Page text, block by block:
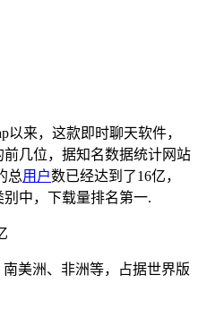
以来，这款即时聊天软件，
前几位，据知名数据统计网站
总用户数已经达到了16亿，
中，下载量排名第一.
南美洲、非洲等，占据世界版